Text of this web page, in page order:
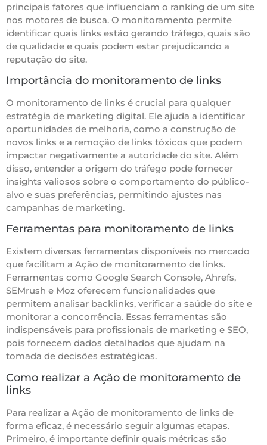
principais fatores que influenciam o ranking de um site
nos motores de busca. O monitoramento permite
identificar quais links estão gerando tráfego, quais são
de qualidade e quais podem estar prejudicando a
reputação do site.
Importância do monitoramento de links
O monitoramento de links é crucial para qualquer
estratégia de marketing digital. Ele ajuda a identificar
oportunidades de melhoria, como a construção de
novos links e a remoção de links tóxicos que podem
impactar negativamente a autoridade do site. Além
disso, entender a origem do tráfego pode fornecer
insights valiosos sobre o comportamento do público-
alvo e suas preferências, permitindo ajustes nas
campanhas de marketing.
Ferramentas para monitoramento de links
Existem diversas ferramentas disponíveis no mercado
que facilitam a Ação de monitoramento de links.
Ferramentas como Google Search Console, Ahrefs,
SEMrush e Moz oferecem funcionalidades que
permitem analisar backlinks, verificar a saúde do site e
monitorar a concorrência. Essas ferramentas são
indispensáveis para profissionais de marketing e SEO,
pois fornecem dados detalhados que ajudam na
tomada de decisões estratégicas.
Como realizar a Ação de monitoramento de
links
Para realizar a Ação de monitoramento de links de
forma eficaz, é necessário seguir algumas etapas.
Primeiro, é importante definir quais métricas são